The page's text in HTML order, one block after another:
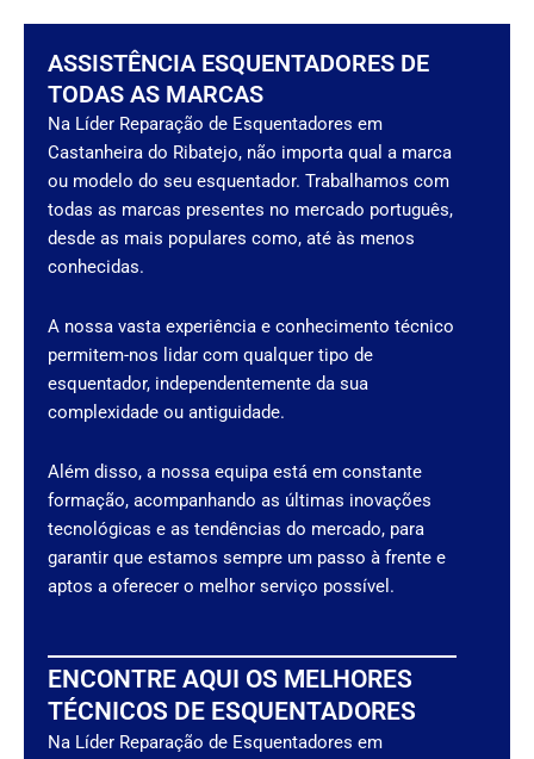
ASSISTÊNCIA ESQUENTADORES DE
TODAS AS MARCAS
Na Líder Reparação de Esquentadores em
Castanheira do Ribatejo, não importa qual a marca
ou modelo do seu esquentador. Trabalhamos com
todas as marcas presentes no mercado português,
desde as mais populares como, até às menos
conhecidas.
A nossa vasta experiência e conhecimento técnico
permitem-nos lidar com qualquer tipo de
esquentador, independentemente da sua
complexidade ou antiguidade.
Além disso, a nossa equipa está em constante
formação, acompanhando as últimas inovações
tecnológicas e as tendências do mercado, para
garantir que estamos sempre um passo à frente e
aptos a oferecer o melhor serviço possível.
ENCONTRE AQUI OS MELHORES
TÉCNICOS DE ESQUENTADORES
Na Líder Reparação de Esquentadores em